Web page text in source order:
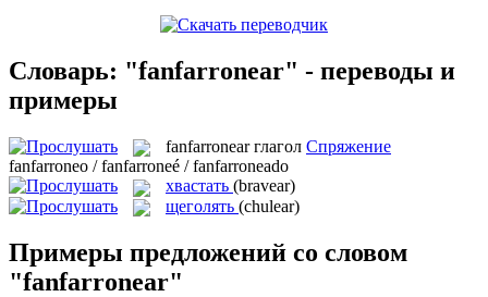
Словарь: "fanfarronear" - переводы и
примеры
fanfarronear глагол Спряжение
fanfarroneo / fanfarroneé / fanfarroneado
хвастать (bravear)
щеголять (chulear)
Примеры предложений со словом
"fanfarronear"